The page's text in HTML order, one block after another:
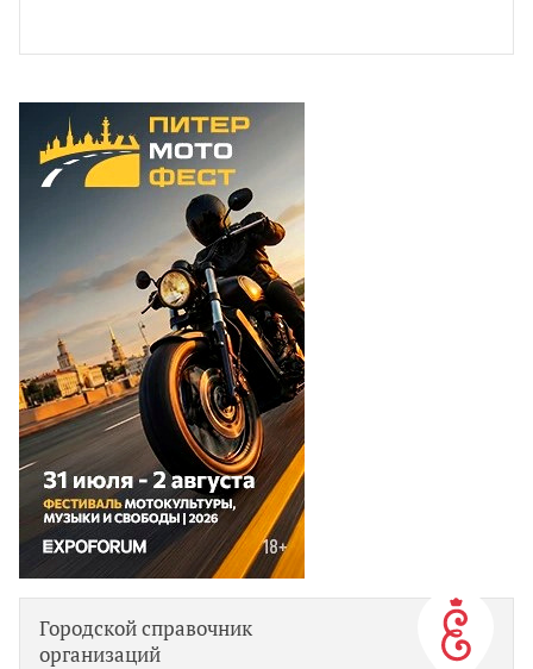
Городской справочник
организаций